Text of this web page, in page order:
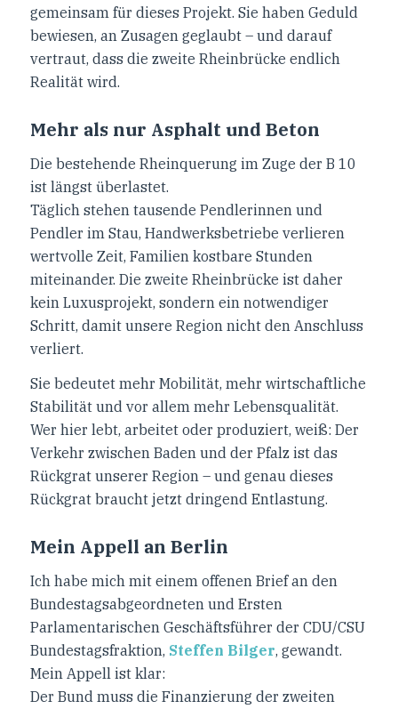
gemeinsam für dieses Projekt. Sie haben Geduld
bewiesen, an Zusagen geglaubt – und darauf
vertraut, dass die zweite Rheinbrücke endlich
Realität wird.
Mehr als nur Asphalt und Beton
Die bestehende Rheinquerung im Zuge der B 10
ist längst überlastet.
Täglich stehen tausende Pendlerinnen und
Pendler im Stau, Handwerksbetriebe verlieren
wertvolle Zeit, Familien kostbare Stunden
miteinander. Die zweite Rheinbrücke ist daher
kein Luxusprojekt, sondern ein notwendiger
Schritt, damit unsere Region nicht den Anschluss
verliert.
Sie bedeutet mehr Mobilität, mehr wirtschaftliche
Stabilität und vor allem mehr Lebensqualität.
Wer hier lebt, arbeitet oder produziert, weiß: Der
Verkehr zwischen Baden und der Pfalz ist das
Rückgrat unserer Region – und genau dieses
Rückgrat braucht jetzt dringend Entlastung.
Mein Appell an Berlin
Ich habe mich mit einem offenen Brief an den
Bundestagsabgeordneten und Ersten
Parlamentarischen Geschäftsführer der CDU/CSU
Bundestagsfraktion, Steffen Bilger, gewandt.
Mein Appell ist klar:
Der Bund muss die Finanzierung der zweiten